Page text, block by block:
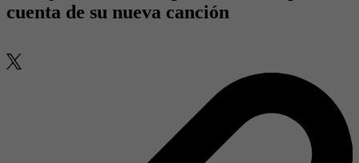
cuenta de su nueva canción